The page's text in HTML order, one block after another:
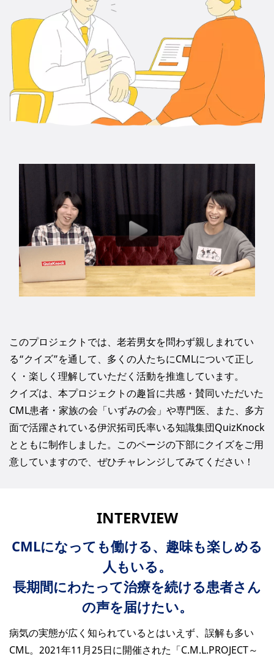
このプロジェクトでは、老若男女を問わず親しまれてい
る“クイズ”を通して、多くの人たちにCMLについて正し
く・楽しく理解していただく活動を推進しています。
クイズは、本プロジェクトの趣旨に共感・賛同いただいた
CML患者・家族の会「いずみの会」や専門医、また、多方
面で活躍されている伊沢拓司氏率いる知識集団QuizKnock
とともに制作しました。このページの下部にクイズをご用
意していますので、ぜひチャレンジしてみてください！
INTERVIEW
CMLになっても働ける、趣味も楽しめる
人もいる。
長期間にわたって治療を続ける患者さん
の声を届けたい。
病気の実態が広く知られているとはいえず、誤解も多い
CML。2021年11月25日に開催された「C.M.L.PROJECT～